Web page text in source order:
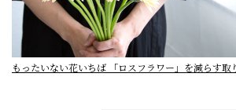
もったいない花いちば 「ロスフラワー」を減らす取